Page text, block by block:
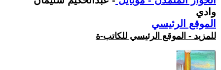
وادي
الموقع الرئيسي
للمزيد - الموقع الرئيسي للكاتب-ة